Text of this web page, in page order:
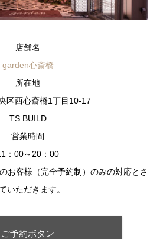
店舗名
garden心斎橋
所在地
区西心斎橋1丁目10-17
TS BUILD
営業時間
：00～20：00
お客様（完全予約制）のみの対応とさ
いただきます。
ご予約ボタン